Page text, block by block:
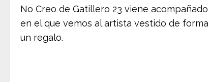
No Creo de Gatillero 23 viene
en el que vemos al artista vestido de
un regalo.